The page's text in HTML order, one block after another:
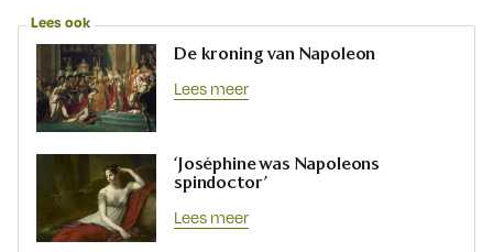
Lees ook
De kroning van Napoleon
Lees meer
‘Joséphine was Napoleons
spindoctor’
Lees meer